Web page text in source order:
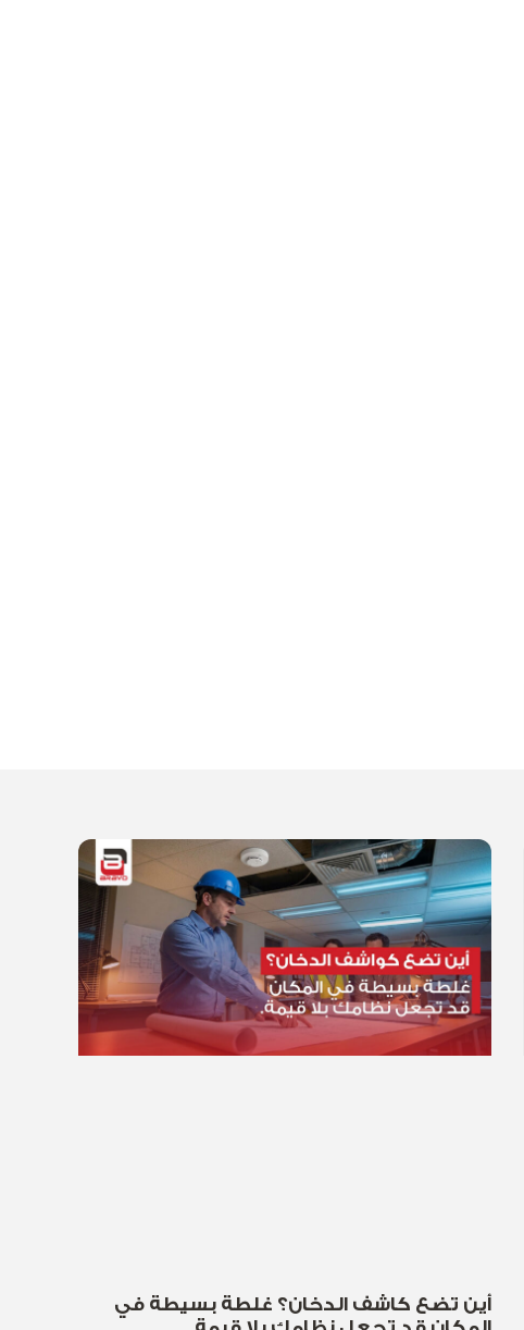
أين تضع كاشف الدخان؟ غلطة بسيطة في